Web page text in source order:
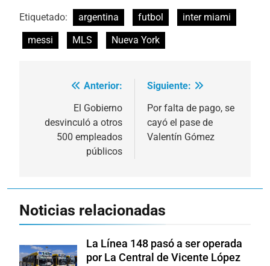
Etiquetado: argentina futbol
inter miami
messi
MLS Nueva York
Navegación
entradas
Anterior:
El Gobierno
desvinculó a otros
500 empleados
públicos
Siguiente:
Por falta de pago, se
cayó el pase de
Valentín Gómez
Noticias relacionadas
La Línea 148 pasó a ser operada
por La Central de Vicente López